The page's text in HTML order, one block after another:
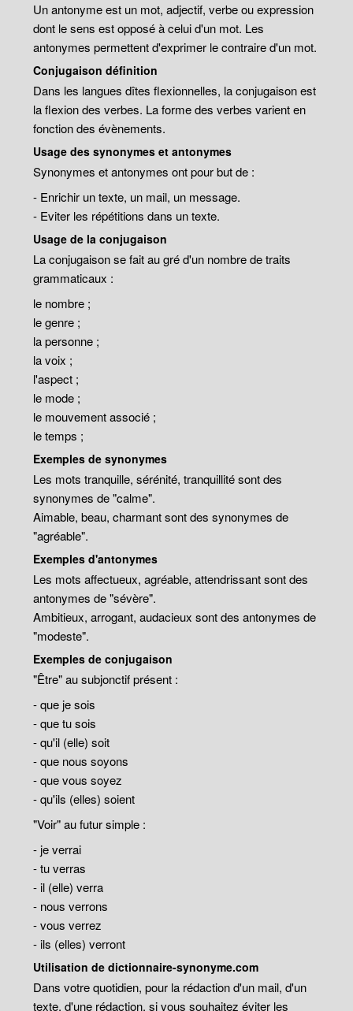
Un antonyme est un mot, adjectif, verbe ou expression
dont le sens est opposé à celui d'un mot. Les
antonymes permettent d'exprimer le contraire d'un mot.
Conjugaison définition
Dans les langues dîtes flexionnelles, la conjugaison est
la flexion des verbes. La forme des verbes varient en
fonction des évènements.
Usage des synonymes et antonymes
Synonymes et antonymes ont pour but de :
- Enrichir un texte, un mail, un message.
- Eviter les répétitions dans un texte.
Usage de la conjugaison
La conjugaison se fait au gré d'un nombre de traits
grammaticaux :
le nombre ;
le genre ;
la personne ;
la voix ;
l'aspect ;
le mode ;
le mouvement associé ;
le temps ;
Exemples de synonymes
Les mots tranquille, sérénité, tranquillité sont des
synonymes de "calme".
Aimable, beau, charmant sont des synonymes de
"agréable".
Exemples d'antonymes
Les mots affectueux, agréable, attendrissant sont des
antonymes de "sévère".
Ambitieux, arrogant, audacieux sont des antonymes de
"modeste".
Exemples de conjugaison
"Être" au subjonctif présent :
- que je sois
- que tu sois
- qu'il (elle) soit
- que nous soyons
- que vous soyez
- qu'ils (elles) soient
"Voir" au futur simple :
- je verrai
- tu verras
- il (elle) verra
- nous verrons
- vous verrez
- ils (elles) verront
Utilisation de dictionnaire-synonyme.com
Dans votre quotidien, pour la rédaction d'un mail, d'un
texte, d'une rédaction, si vous souhaitez éviter les